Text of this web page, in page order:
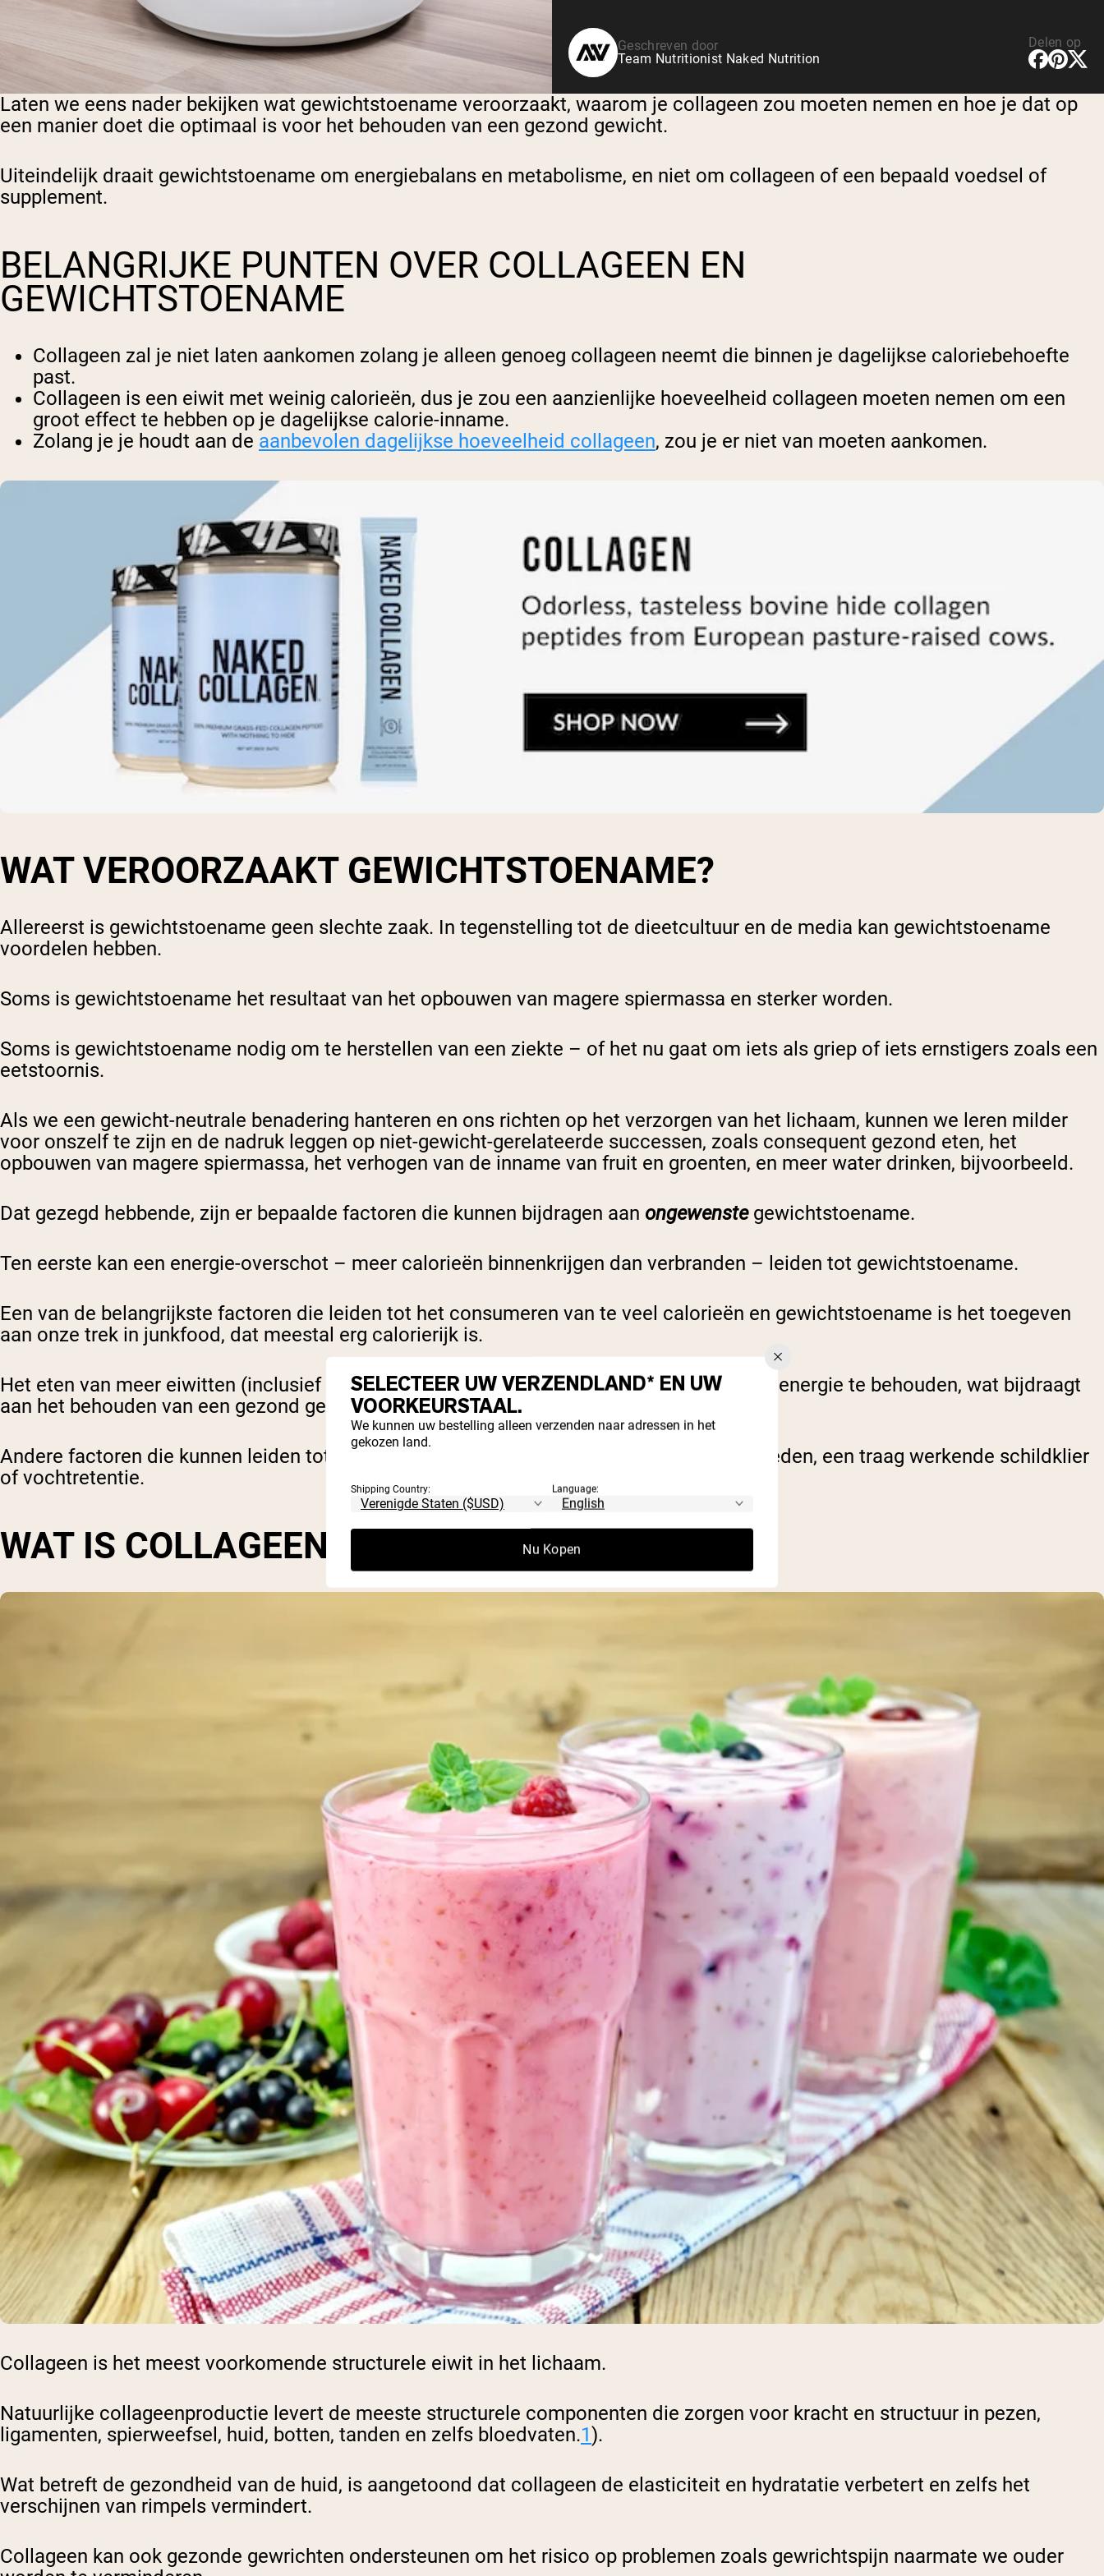
Geschreven door
Team Nutritionist Naked Nutrition
Delen op
Laten we eens nader bekijken wat gewichtstoename veroorzaakt, waarom je collageen zou moeten nemen en hoe je dat op
een manier doet die optimaal is voor het behouden van een gezond gewicht.
Uiteindelijk draait gewichtstoename om energiebalans en metabolisme, en niet om collageen of een bepaald voedsel of
supplement.
BELANGRIJKE PUNTEN OVER COLLAGEEN EN
GEWICHTSTOENAME
Collageen zal je niet laten aankomen zolang je alleen genoeg collageen neemt die binnen je dagelijkse caloriebehoefte
past.
Collageen is een eiwit met weinig calorieën, dus je zou een aanzienlijke hoeveelheid collageen moeten nemen om een
groot effect te hebben op je dagelijkse calorie-inname.
Zolang je je houdt aan de aanbevolen dagelijkse hoeveelheid collageen, zou je er niet van moeten aankomen.
WAT VEROORZAAKT GEWICHTSTOENAME?
Allereerst is gewichtstoename geen slechte zaak. In tegenstelling tot de dieetcultuur en de media kan gewichtstoename
voordelen hebben.
Soms is gewichtstoename het resultaat van het opbouwen van magere spiermassa en sterker worden.
Soms is gewichtstoename nodig om te herstellen van een ziekte – of het nu gaat om iets als griep of iets ernstigers zoals een
eetstoornis.
Als we een gewicht-neutrale benadering hanteren en ons richten op het verzorgen van het lichaam, kunnen we leren milder
voor onszelf te zijn en de nadruk leggen op niet-gewicht-gerelateerde successen, zoals consequent gezond eten, het
opbouwen van magere spiermassa, het verhogen van de inname van fruit en groenten, en meer water drinken, bijvoorbeeld.
Dat gezegd hebbende, zijn er bepaalde factoren die kunnen bijdragen aan ongewenstegewichtstoename.
Ten eerste kan een energie-overschot – meer calorieën binnenkrijgen dan verbranden – leiden tot gewichtstoename.
Een van de belangrijkste factoren die leiden tot het consumeren van te veel calorieën en gewichtstoename is het toegeven
aan onze trek in junkfood, dat meestal erg calorierijk is.
Het eten van meer eiwitten (inclusief collageeneiwit) helpt om een vol gevoel en stabiele energie te behouden, wat bijdraagt
aan het behouden van een gezond gewicht.
Andere factoren die kunnen leiden tot gewichtstoename zijn hormonale onevenwichtigheden, een traag werkende schildklier
of vochtretentie.
WAT IS COLLAGEEN?
Collageen is het meest voorkomende structurele eiwit in het lichaam.
Natuurlijke collageenproductie levert de meeste structurele componenten die zorgen voor kracht en structuur in pezen,
ligamenten, spierweefsel, huid, botten, tanden en zelfs bloedvaten.1).
Wat betreft de gezondheid van de huid, is aangetoond dat collageen de elasticiteit en hydratatie verbetert en zelfs het
verschijnen van rimpels vermindert.
Collageen kan ook gezonde gewrichten ondersteunen om het risico op problemen zoals gewrichtspijn naarmate we ouder
SELECTEER UW VERZENDLAND* EN UW
VOORKEURSTAAL.
We kunnen uw bestelling alleen verzenden naar adressen in het
gekozen land.
Shipping Country: Language:
Nu Kopen